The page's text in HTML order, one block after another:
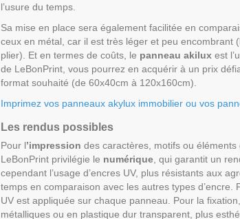
l’usure du temps.
Sa mise en place sera également facilitée en
ceux en métal, car il est très léger et peu encombrant
plier). Et en termes de coûts, le panneau akilux est
de LeBonPrint, vous pourrez en acquérir à un prix
format souhaité (de 60x40cm à 120x160cm).
Imprimez vos panneaux akylux immobilier ou vos
Les rendus possibles
Pour l’impression des caractères, motifs ou éléments
LeBonPrint privilégie le numérique, qui garantit un
cependant l’usage d’encres UV, plus résistants aux
temps en comparaison avec les autres types d’encre.
UV est appliquée sur chaque panneau. Pour la
métalliques ou en plastique dur transparent, plus